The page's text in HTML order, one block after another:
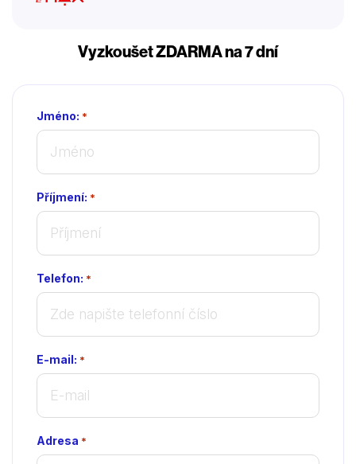
Vyzkoušet ZDARMA na 7 dní
Jméno: *
Příjmení: *
Telefon: *
E-mail: *
Adresa *